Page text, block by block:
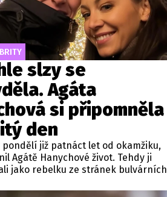
slzy se
Agáta
si připomněla
den
pondělí již patnáct let od okamžiku,
Agátě Hanychové život. Tehdy ji
jako rebelku ze stránek bulvárních